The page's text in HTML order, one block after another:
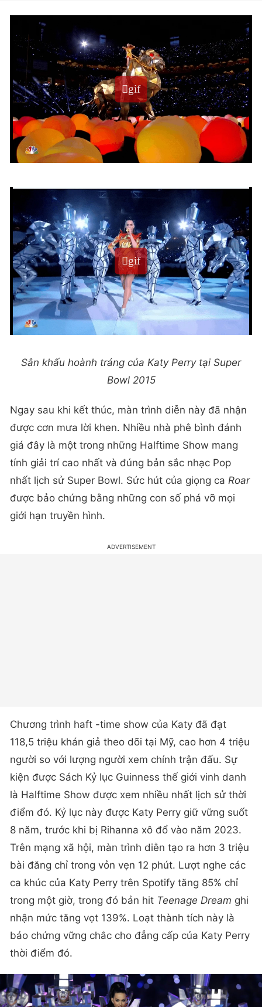
Sân khấu hoành tráng của Katy Perry tại Super
Bowl 2015
Ngay sau khi kết thúc, màn trình diễn này đã nhận
được cơn mưa lời khen. Nhiều nhà phê bình đánh
giá đây là một trong những Halftime Show mang
tính giải trí cao nhất và đúng bản sắc nhạc Pop
nhất lịch sử Super Bowl. Sức hút của giọng ca Roar
được bảo chứng bằng những con số phá vỡ mọi
giới hạn truyền hình.
Chương trình haft -time show của Katy đã đạt
118,5 triệu khán giả theo dõi tại Mỹ, cao hơn 4 triệu
người so với lượng người xem chính trận đấu. Sự
kiện được Sách Kỷ lục Guinness thế giới vinh danh
là Halftime Show được xem nhiều nhất lịch sử thời
điểm đó. Kỷ lục này được Katy Perry giữ vững suốt
8 năm, trước khi bị Rihanna xô đổ vào năm 2023.
Trên mạng xã hội, màn trình diễn tạo ra hơn 3 triệu
bài đăng chỉ trong vỏn vẹn 12 phút. Lượt nghe các
ca khúc của Katy Perry trên Spotify tăng 85% chỉ
trong một giờ, trong đó bản hit Teenage Dream ghi
nhận mức tăng vọt 139%. Loạt thành tích này là
bảo chứng vững chắc cho đẳng cấp của Katy Perry
thời điểm đó.